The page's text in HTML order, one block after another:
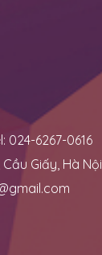
024-6267-0616
Giấy, Hà Nội